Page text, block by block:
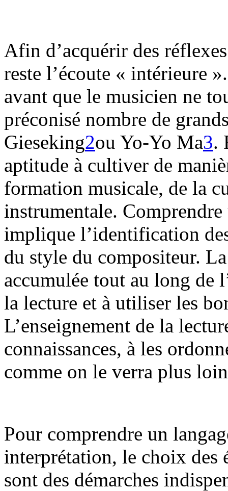
Afin d’acquérir des
reste l’écoute « intérieure
avant que le musicien ne
préconisé nombre de
Gieseking2ou Yo-Yo Ma3.
aptitude à cultiver de
formation musicale, de la
instrumentale.
implique l’identification
du style du compositeur.
accumulée tout au long de
la lecture et à utiliser les
L’enseignement de la
connaissances, à les
comme on le verra plus
Pour comprendre un
interprétation, le choix des
sont des démarches